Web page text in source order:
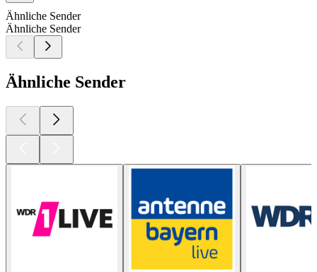
Ähnliche Sender
Ähnliche Sender
Ähnliche Sender